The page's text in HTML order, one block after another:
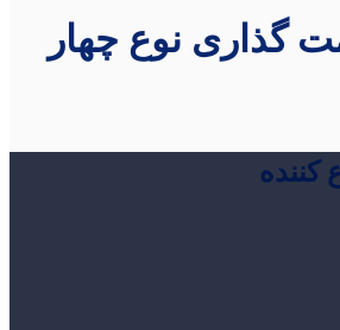
گذاری نوع چهار
کننده